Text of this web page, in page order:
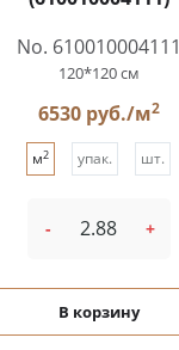
No. 610010004111
120*120 см
6530 руб./м2
м2 упак. шт.
- +
В корзину